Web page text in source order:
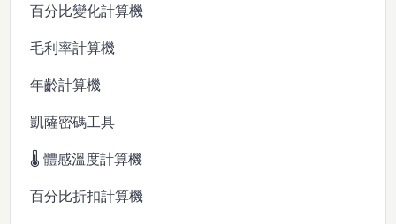
百分比變化計算機
毛利率計算機
年齡計算機
凱薩密碼工具
🌡️ 體感溫度計算機
百分比折扣計算機